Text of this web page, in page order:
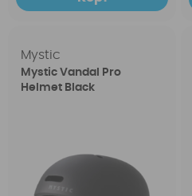
Mystic
Mystic Vandal Pro
Helmet Black